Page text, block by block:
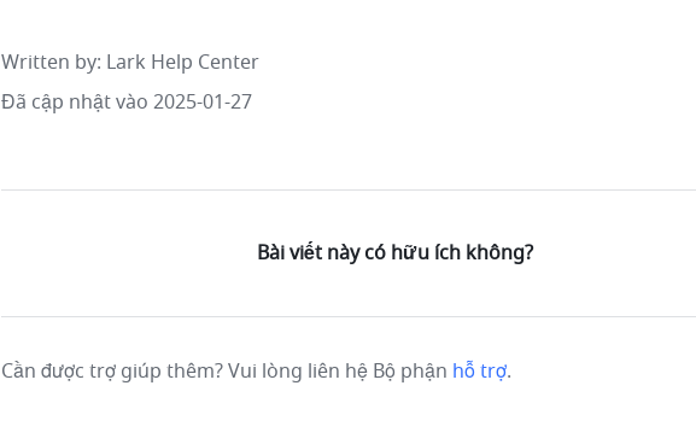
Written by: Lark Help Center
Đã cập nhật vào 2025-01-27
Bài viết này có hữu ích không?
Cần được trợ giúp thêm? Vui lòng liên hệ Bộ phận hỗ trợ.